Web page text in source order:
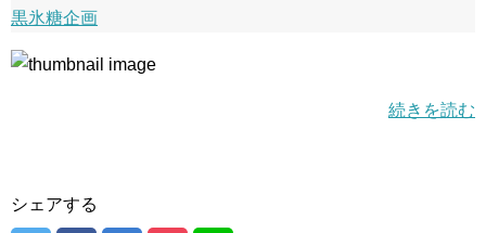
黒氷糖企画
続きを読む
シェアする